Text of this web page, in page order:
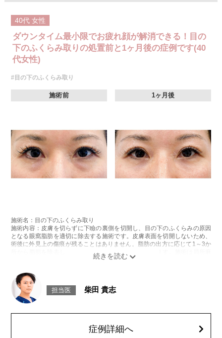
40代 女性
ダウンタイム最小限でお疲れ顔が解消できる！目の
下のふくらみ取りの処置前と1ヶ月後の症例です(40
代女性)
#目の下のふくらみ取り
施術前 1ヶ月後
施術名：目の下のふくらみ取り
施術内容：皮膚を切らずに下瞼の裏側を切開し、目の下のふくらみの原因
となる眼窩脂肪を適切に除去する施術です。皮膚表面を切開しないため、
術後に外見上の傷痕が残ることはありません。脂肪の出方に応じて1～3か
所から脂肪を除去し、目の下の凹凸をなめらかに整えます。施術は局所麻
リスク、副作用：腫れ、内出血、疼痛、目がごろごろする違和感などが術
後一時的に生じることがございますが、通常は数日〜1週間程度で自然に軽
快します。また、稀に細菌感染症、ふくらみの残り・凹み、しわ・たるみ
が目立つ、左右差などが生じることがございます。
オプション：笑気麻酔 3,300円(税込)
担当医 柴田 貴志
症例詳細へ